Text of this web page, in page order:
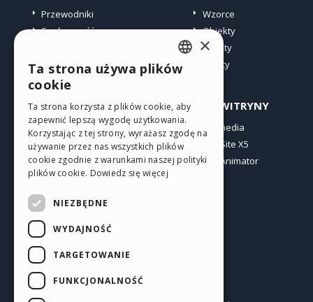
Przewodniki
Społeczność
Wzorce
Obiekty
Punkty
Oferty
PROFIL
Moje wpisy
Moje licencje
Pobieranie
Web hosting
INNE WITRYNY
Incomedia
WebSite X5
WebAnimator
Polski
ENGLISH
GERMAN
SPANISH
PORTUGUESE
×
Ta strona używa plików
cookie
Ta strona korzysta z plików cookie, aby
zapewnić lepszą wygodę użytkowania.
Korzystając z tej strony, wyrażasz zgodę na
używanie przez nas wszystkich plików
cookie zgodnie z warunkami naszej polityki
plików cookie. Dowiedz się więcej
NIEZBĘDNE
WYDAJNOŚĆ
TARGETOWANIE
FUNKCJONALNOŚĆ